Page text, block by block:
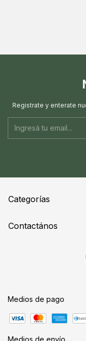
Registrate y enterate
Categorías
Contactános
Medios de pago